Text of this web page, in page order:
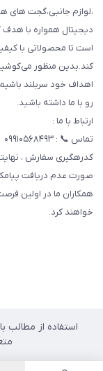
،لوازم جانبی،گجت
دیجیتال همواره با هدف
است تا محصولاتی با
کند.بدین منظور
اهداف خود سربلند
رو با ما داشته باشید.
ارتباط با ما :
تماس 📞 : ۰۹۹۱۰۵۶۸۴۹۳
صورت عدم دریافت پیامک
همکاران ما در اولین
خواهند کرد.
استفاده از مطالب